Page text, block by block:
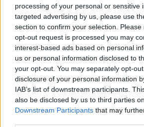
processing of your personal or sensitive
targeted advertising by us, please use
section to confirm your selection.
opt-out request is processed you may
interest-based ads based on personal
us or personal information disclosed to
your opt-out. You may separately opt-
disclosure of your personal information
IAB’s list of downstream participants.
also be disclosed by us to third parties
Downstream Participants that may
Amposta recupera
i culmina un
vincula patrimoni,
gastronomia
6 d'agost de 2026
Els vestits de
enguany amb
40 peces a concurs
31 de juliol de 2026